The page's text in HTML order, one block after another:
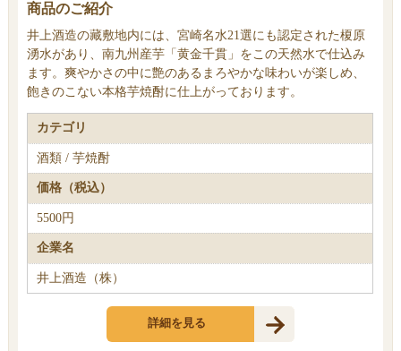
商品のご紹介
井上酒造の藏敷地内には、宮崎名水21選にも認定された榎原
湧水があり、南九州産芋「黄金千貫」をこの天然水で仕込み
ます。爽やかさの中に艶のあるまろやかな味わいが楽しめ、
飽きのこない本格芋焼酎に仕上がっております。
カテゴリ
酒類 / 芋焼酎
価格（税込）
5500円
企業名
井上酒造（株）
詳細を見る